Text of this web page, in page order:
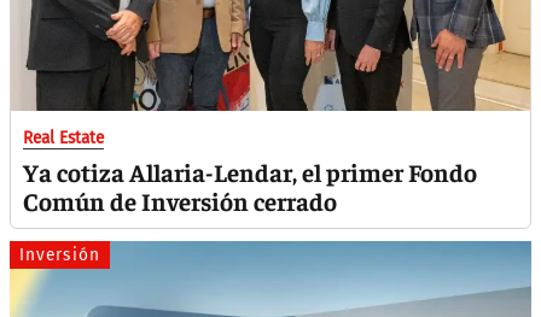
Real Estate
Ya cotiza Allaria-Lendar, el primer Fondo
Común de Inversión cerrado
Inversión